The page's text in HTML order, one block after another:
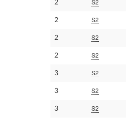
2 S2
2 S2
2 S2
2 S2
3 S2
3 S2
3 S2